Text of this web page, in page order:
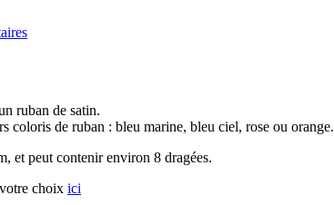
ruban de satin.
coloris de ruban : bleu marine, bleu ciel, rose ou orange.
et peut contenir environ 8 dragées.
choix ici